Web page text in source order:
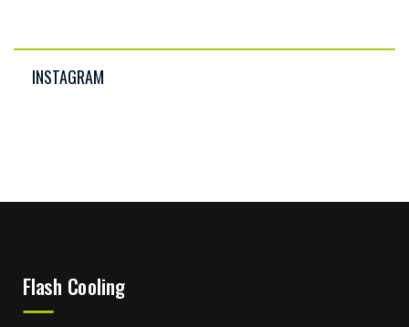
INSTAGRAM
Flash Cooling